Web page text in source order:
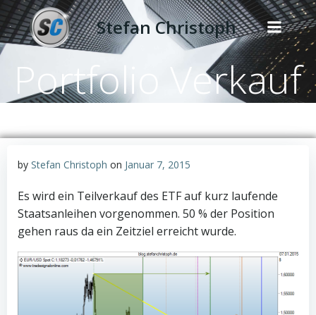
Zum
Inhalt
springen
Stefan Christoph
Portfolio Verkauf
by Stefan Christoph on Januar 7, 2015
Es wird ein Teilverkauf des ETF auf kurz laufende
Staatsanleihen vorgenommen. 50 % der Position
gehen raus da ein Zeitziel erreicht wurde.